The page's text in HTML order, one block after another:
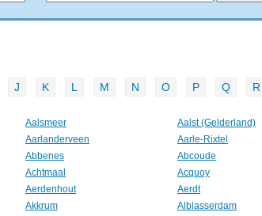
J K L M N O P Q R
Aalsmeer Aalst (Gelderland)
Aarlanderveen Aarle-Rixtel
Abbenes Abcoude
Achtmaal Acquoy
Aerdenhout Aerdt
Akkrum Alblasserdam